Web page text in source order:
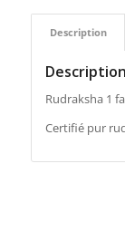
Description
Description
Rudraksha 1
Certifié pur